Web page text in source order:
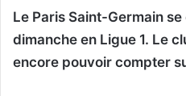
Le Paris Saint-Germain
dimanche en Ligue 1. Le
encore pouvoir compter